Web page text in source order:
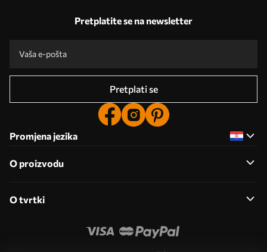
Pretplatite se na newsletter
Pretplati se
Promjena jezika
O proizvodu
O tvrtki